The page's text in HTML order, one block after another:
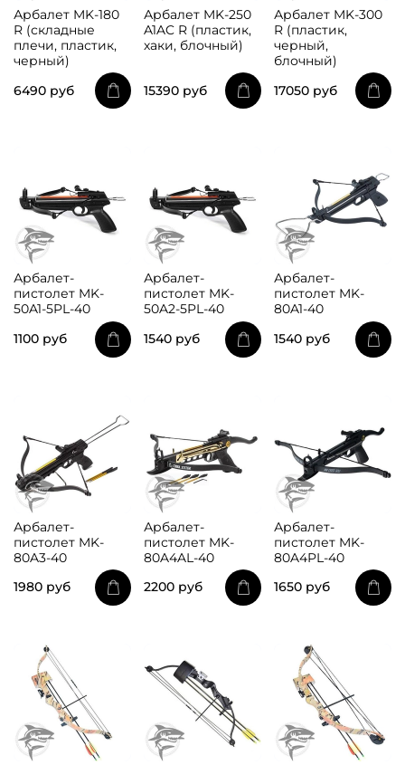
Арбалет MK-180
R (складные
плечи, пластик,
черный)
6490 руб
Арбалет MK-250
A1AC R (пластик,
хаки, блочный)
15390 руб
Арбалет MK-300
R (пластик,
черный,
блочный)
17050 руб
Арбалет-
пистолет MK-
50A1-5PL-40
1100 руб
Арбалет-
пистолет MK-
50A2-5PL-40
1540 руб
Арбалет-
пистолет MK-
80A1-40
1540 руб
Арбалет-
пистолет MK-
80A3-40
1980 руб
Арбалет-
пистолет MK-
80A4AL-40
2200 руб
Арбалет-
пистолет MK-
80A4PL-40
1650 руб